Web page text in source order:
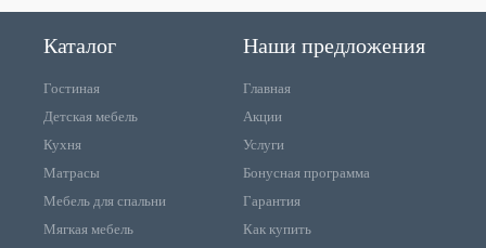
Каталог
Гостиная
Детская мебель
Кухня
Матрасы
Мебель для спальни
Мягкая мебель
Наши предложения
Главная
Акции
Услуги
Бонусная программа
Гарантия
Как купить